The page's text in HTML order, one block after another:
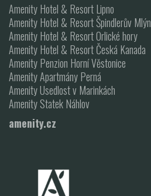
Amenity Hotel & Resort Lipno
Amenity Hotel & Resort Špindlerův Mlýn
Amenity Hotel & Resort Orlické hory
Amenity Hotel & Resort Česká Kanada
Amenity Penzion Horní Věstonice
Amenity Apartmány Perná
Amenity Usedlost v Marinkách
Amenity Statek Náhlov
amenity.cz